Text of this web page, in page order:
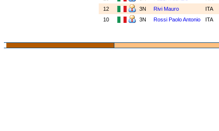
12
3N Rivi Mauro
ITA
10
3N Rossi Paolo Antonio ITA